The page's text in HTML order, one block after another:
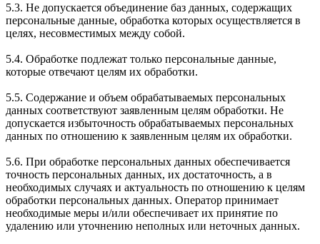
5.3. Не допускается объединение баз данных, содержащих
персональные данные, обработка которых осуществляется в
целях, несовместимых между собой.
5.4. Обработке подлежат только персональные данные,
которые отвечают целям их обработки.
5.5. Содержание и объем обрабатываемых персональных
данных соответствуют заявленным целям обработки. Не
допускается избыточность обрабатываемых персональных
данных по отношению к заявленным целям их обработки.
5.6. При обработке персональных данных обеспечивается
точность персональных данных, их достаточность, а в
необходимых случаях и актуальность по отношению к целям
обработки персональных данных. Оператор принимает
необходимые меры и/или обеспечивает их принятие по
удалению или уточнению неполных или неточных данных.